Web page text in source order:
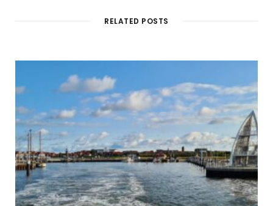
RELATED POSTS